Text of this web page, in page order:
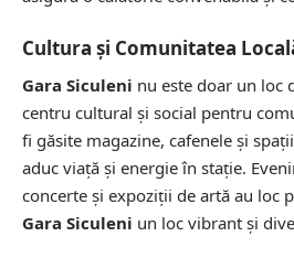
Cultura și Comunitatea
Gara Siculeni nu este doar un loc
centru cultural și social pentru
fi găsite magazine, cafenele și
aduc viață și energie în stație.
concerte și expoziții de artă au loc
Gara Siculeni un loc vibrant și